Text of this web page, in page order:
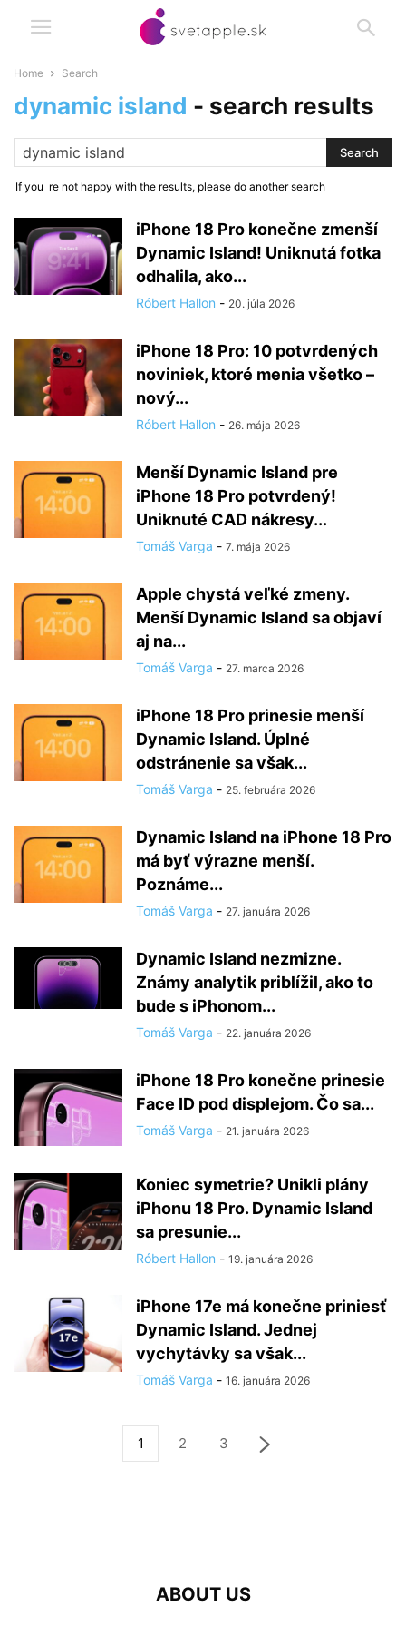
Home Search
dynamic island - search results
If you_re not happy with the results, please do another search
iPhone 18 Pro konečne zmenší
Dynamic Island! Uniknutá fotka
odhalila, ako...
Róbert Hallon - 20. júla 2026
iPhone 18 Pro: 10 potvrdených
noviniek, ktoré menia všetko –
nový...
Róbert Hallon - 26. mája 2026
Menší Dynamic Island pre
iPhone 18 Pro potvrdený!
Uniknuté CAD nákresy...
Tomáš Varga - 7. mája 2026
Apple chystá veľké zmeny.
Menší Dynamic Island sa objaví
aj na...
Tomáš Varga - 27. marca 2026
iPhone 18 Pro prinesie menší
Dynamic Island. Úplné
odstránenie sa však...
Tomáš Varga - 25. februára 2026
Dynamic Island na iPhone 18 Pro
má byť výrazne menší.
Poznáme...
Tomáš Varga - 27. januára 2026
Dynamic Island nezmizne.
Známy analytik priblížil, ako to
bude s iPhonom...
Tomáš Varga - 22. januára 2026
iPhone 18 Pro konečne prinesie
Face ID pod displejom. Čo sa...
Tomáš Varga - 21. januára 2026
Koniec symetrie? Unikli plány
iPhonu 18 Pro. Dynamic Island
sa presunie...
Róbert Hallon - 19. januára 2026
iPhone 17e má konečne priniesť
Dynamic Island. Jednej
vychytávky sa však...
Tomáš Varga - 16. januára 2026
1 2 3
ABOUT US